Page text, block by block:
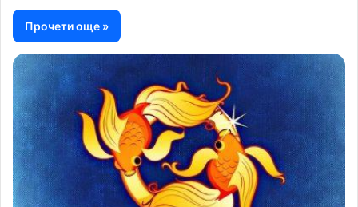
Прочети още »